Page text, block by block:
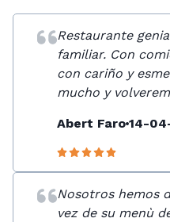
Restaurante
familiar. Con
con cariño y
mucho y
Abert Faro 14-
Nosotros hemos
vez de su menù